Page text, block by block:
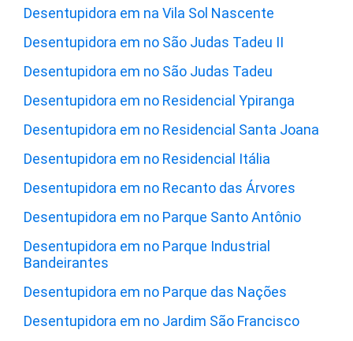
Desentupidora em na Vila Sol Nascente
Desentupidora em no São Judas Tadeu II
Desentupidora em no São Judas Tadeu
Desentupidora em no Residencial Ypiranga
Desentupidora em no Residencial Santa Joana
Desentupidora em no Residencial Itália
Desentupidora em no Recanto das Árvores
Desentupidora em no Parque Santo Antônio
Desentupidora em no Parque Industrial
Bandeirantes
Desentupidora em no Parque das Nações
Desentupidora em no Jardim São Francisco